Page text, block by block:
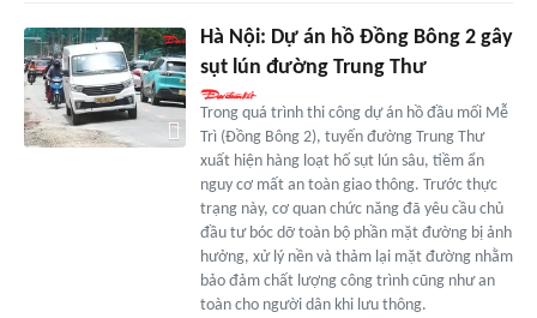
Hà Nội: Dự án hồ Đồng Bông 2 gây
sụt lún đường Trung Thư
Trong quá trình thi công dự án hồ đầu mối Mễ
Trì (Đồng Bông 2), tuyến đường Trung Thư
xuất hiện hàng loạt hố sụt lún sâu, tiềm ẩn
nguy cơ mất an toàn giao thông. Trước thực
trạng này, cơ quan chức năng đã yêu cầu chủ
đầu tư bóc dỡ toàn bộ phần mặt đường bị ảnh
hưởng, xử lý nền và thảm lại mặt đường nhằm
bảo đảm chất lượng công trình cũng như an
toàn cho người dân khi lưu thông.